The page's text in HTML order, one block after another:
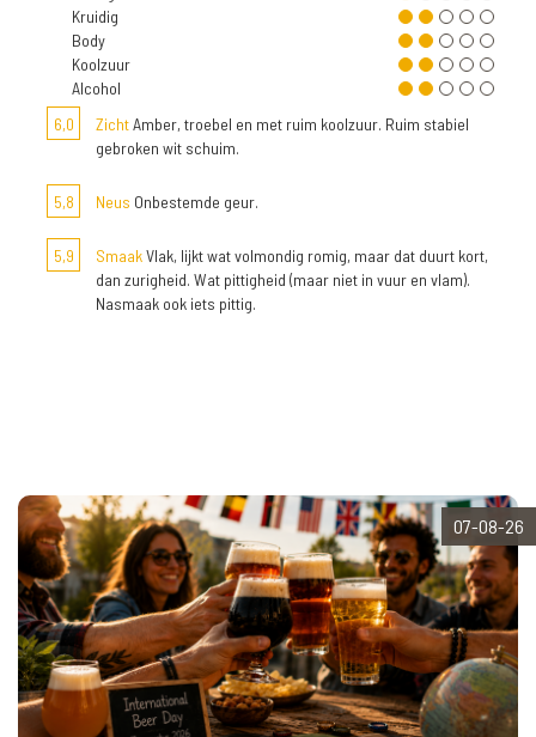
Kruidig
Body
Koolzuur
Alcohol
6,0
ZichtAmber, troebel en met ruim koolzuur. Ruim stabiel
gebroken wit schuim.
5,8 Neus Onbestemde geur.
5,9 SmaakVlak, lijkt wat volmondig romig, maar dat duurt kort,
dan zurigheid. Wat pittigheid (maar niet in vuur en vlam).
Nasmaak ook iets pittig.
07-08-26